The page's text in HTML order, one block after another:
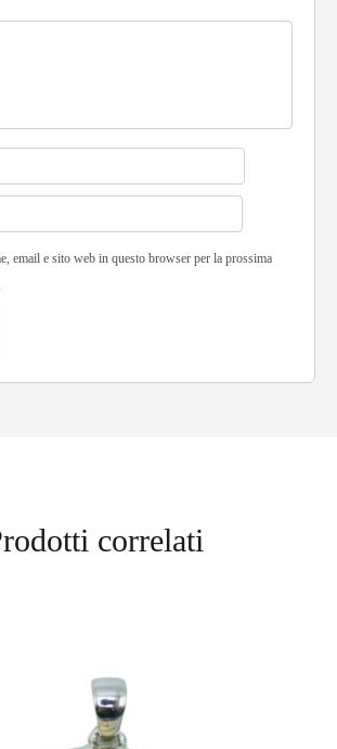
email e sito web in questo browser per la prossima
correlati